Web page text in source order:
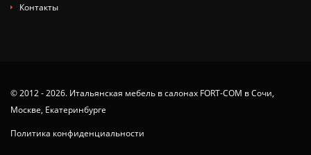
Контакты
© 2012 - 2026. Итальянская мебель в салонах FORT-COM в Сочи,
Москве, Екатеринбурге
Политика конфиденциальности